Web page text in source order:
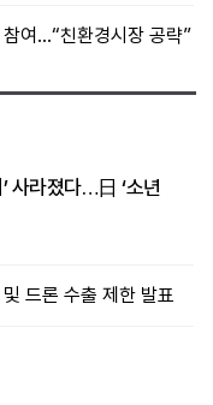
여…“친환경시장 공략”
사라졌다…日 ‘소년
드론 수출 제한 발표